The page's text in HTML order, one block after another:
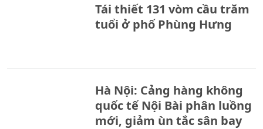
Tái thiết 131 vòm cầu trăm
tuổi ở phố Phùng Hưng
Hà Nội: Cảng hàng không
quốc tế Nội Bài phân luồng
mới, giảm ùn tắc sân bay